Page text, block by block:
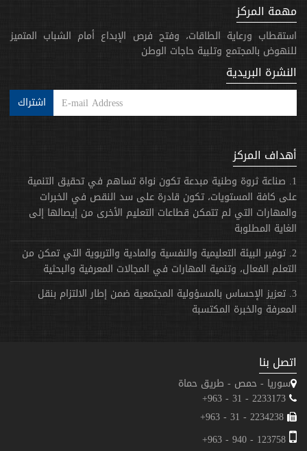
مهمة المركز
استقطاب ورعاية الطاقات، وفتح فرص الإبداع أمام الشباب المتميز
للنهوض بالمجتمع وتلبية حاجات الوطن
النشرة البريدية
اشتراك
أهداف المركز
1. صناعة ثروة وطنية مبدعة تكون نواة تساهم في تحقيق التنمية
على كافة المستويات، تكون قادرة على سد النقص في الخبرات
والمهارات التي لم تتمكن قطاعات التعليم الأخرى من إيصالها إلى
الغاية المطلوبة
2. توفير البيئة التعليمية والنفسية والمادية والتربوية التي تمكن من
التعلم الفعال، وتنمية المهارات في المجالات المعرفية والبحثية
3. تعزيز الإحساس بالمسؤولية المجتمعية ضمن إطار الالتزام بنقل
المعرفة والخبرة المكتسبة
اتصل بنا
سوريا - حمص - طريق حماة